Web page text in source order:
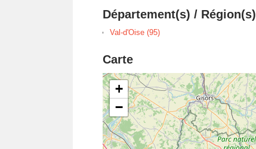
Département(s) / Région(s)
Val-d'Oise (95)
Carte
+
−